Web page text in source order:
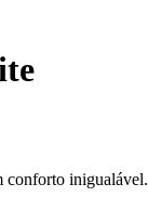
conforto inigualável.